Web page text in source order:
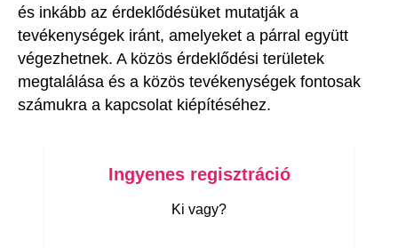
és inkább az érdeklődésüket mutatják a
tevékenységek iránt, amelyeket a párral együtt
végezhetnek. A közös érdeklődési területek
megtalálása és a közös tevékenységek fontosak
számukra a kapcsolat kiépítéséhez.
Ingyenes regisztráció
Ki vagy?